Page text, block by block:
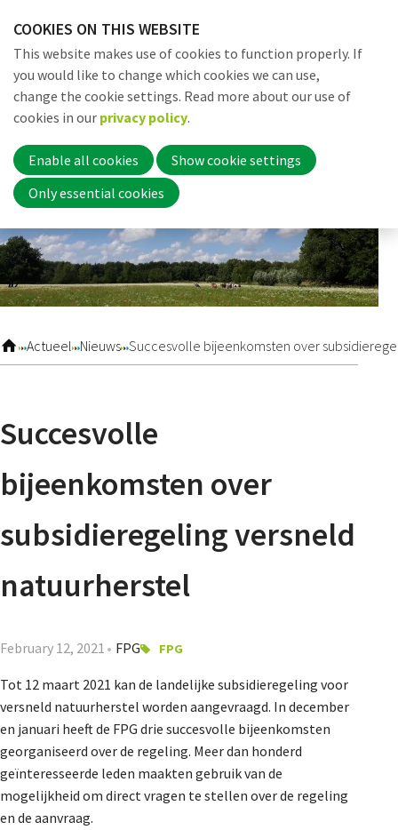
links
Jump
to
navigation
to
main
content
Actueel Nieuws Succesvolle bijeenkomsten over
Succesvolle
bijeenkomsten over
subsidieregeling versneld
natuurherstel
February 12, 2021 FPG FPG
Tot 12 maart 2021 kan de landelijke subsidieregeling voor
versneld natuurherstel worden aangevraagd. In december
en januari heeft de FPG drie succesvolle bijeenkomsten
georganiseerd over de regeling. Meer dan honderd
geïnteresseerde leden maakten gebruik van de
mogelijkheid om direct vragen te stellen over de regeling
en de aanvraag.
Home
Dossiers
COOKIES ON THIS WEBSITE
This website makes use of cookies to function properly. If
you would like to change which cookies we can use,
change the cookie settings. Read more about our use of
cookies in our privacy policy.
Enable all cookies
Show cookie settings
Only essential cookies